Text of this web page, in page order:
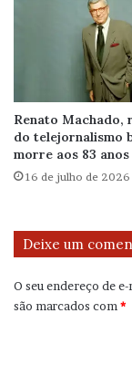
Renato Machado,
do telejornalismo
morre aos 83 anos
16 de julho de 2026
Deixe um
O seu endereço de
são marcados com*